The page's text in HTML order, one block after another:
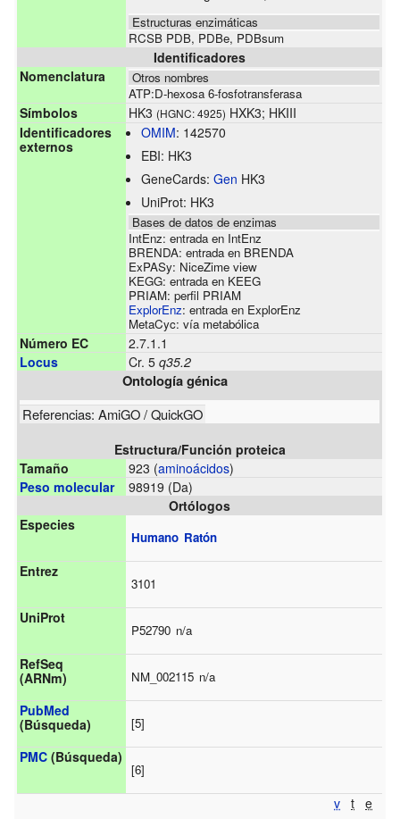
Estructuras enzimáticas
RCSB PDB, PDBe, PDBsum
Identificadores
Nomenclatura
Otros nombres
ATP:D-hexosa 6-fosfotransferasa
Símbolos HK3 (HGNC: 4925) HXK3; HKIII
Identificadores
externos
OMIM: 142570
EBI: HK3
GeneCards:Gen HK3
UniProt: HK3
Bases de datos de enzimas
IntEnz:entrada en IntEnz
BRENDA:entrada en BRENDA
ExPASy: NiceZime view
KEGG:entrada en KEEG
PRIAM:perfil PRIAM
ExplorEnz:entrada en ExplorEnz
MetaCyc:vía metabólica
Número EC
2.7.1.1
Locus
Cr. 5q35.2
Ontología génica
Referencias:AmiGO/QuickGO
Estructura/Función proteica
Tamaño
923 (aminoácidos)
Peso molecular
98919 (Da)
Ortólogos
Especies
Humano Ratón
Entrez
3101
UniProt
P52790 n/a
RefSeq
(ARNm)
NM_002115 n/a
PubMed
(Búsqueda)
[5]
PMC (Búsqueda)
[6]
v t e